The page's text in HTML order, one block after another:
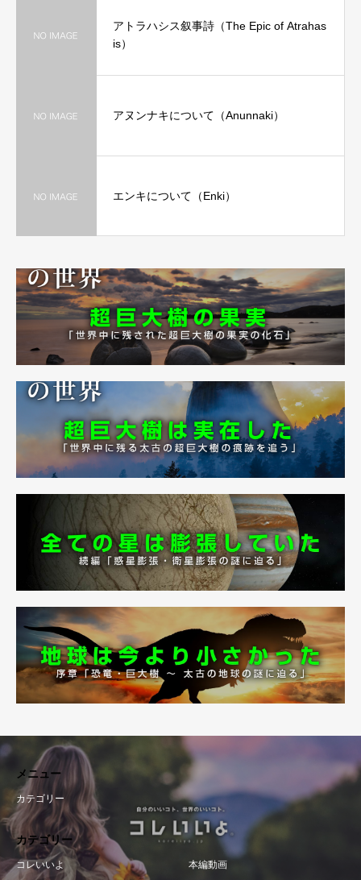
アトラハシス叙事詩（The Epic of Atrahas
is）
アヌンナキについて（Anunnaki）
エンキについて（Enki）
メニュー
カテゴリー
カテゴリー
コレいいよ 本編動画